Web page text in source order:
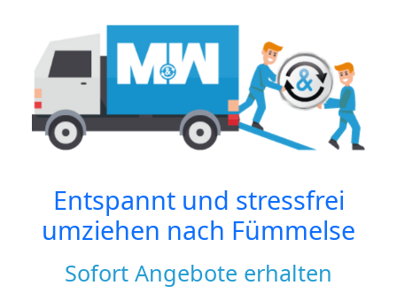
Entspannt und stressfrei
umziehen nach Fümmelse
Sofort Angebote erhalten